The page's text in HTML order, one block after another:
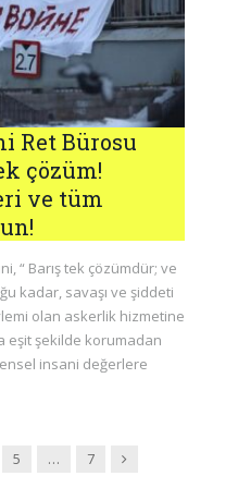
Ret Bürosu
çözüm!
ve tüm
“ Barış tek çözümdür; ve
kadar, savaşı ve şiddeti
olan askerlik hizmetine
eşit şekilde korumadan
insani değerlere
5 … 7 Next